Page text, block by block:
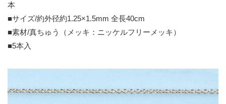
本
■サイズ/約外径約1.25×1.5mm 全長40cm
■素材/真ちゅう（メッキ：ニッケルフリーメッキ）
■5本入